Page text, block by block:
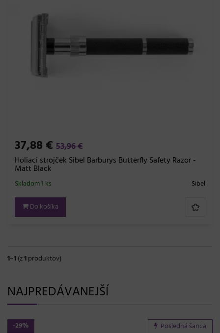
37,88 € 53,96 €
Holiaci strojček Sibel Barburys Butterfly Safety Razor -
Matt Black
Sibel
Skladom 1 ks
Do košíka
1−1(z1produktov)
NAJPREDÁVANEJŠÍ
-29% Posledná šanca